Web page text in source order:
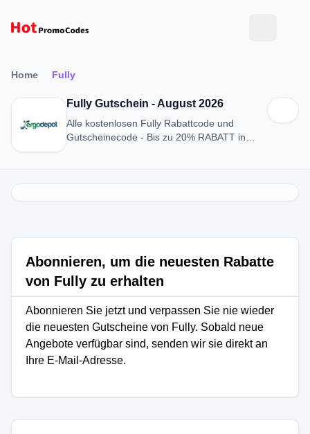
Home Fully
Fully Gutschein - August 2026
Alle kostenlosen Fully Rabattcode und
Gutscheinecode - Bis zu 20% RABATT in
Abonnieren, um die neuesten Rabatte
von Fully zu erhalten
Abonnieren Sie jetzt und verpassen Sie nie wieder
die neuesten Gutscheine von Fully. Sobald neue
Angebote verfügbar sind, senden wir sie direkt an
Ihre E-Mail-Adresse.